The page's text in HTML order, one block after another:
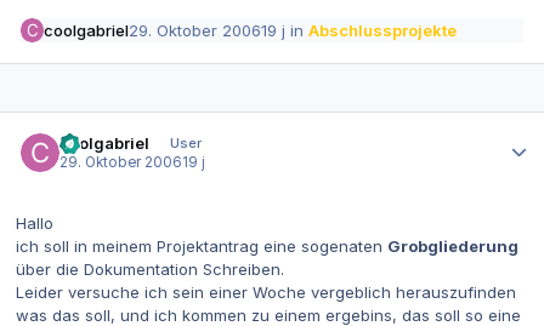
coolgabriel29. Oktober 200619 j inAbschlussprojekte
coolgabriel
User
29. Oktober 200619 j
Hallo
ich soll in meinem Projektantrag eine sogenaten Grobgliederung
über die Dokumentation Schreiben.
Leider versuche ich sein einer Woche vergeblich herauszufinden
was das soll, und ich kommen zu einem ergebins, das soll so eine